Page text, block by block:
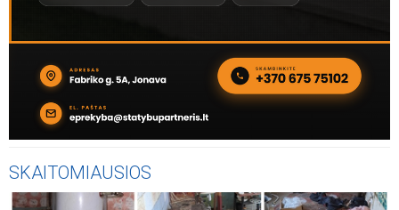
SKAITOMIAUSIOS